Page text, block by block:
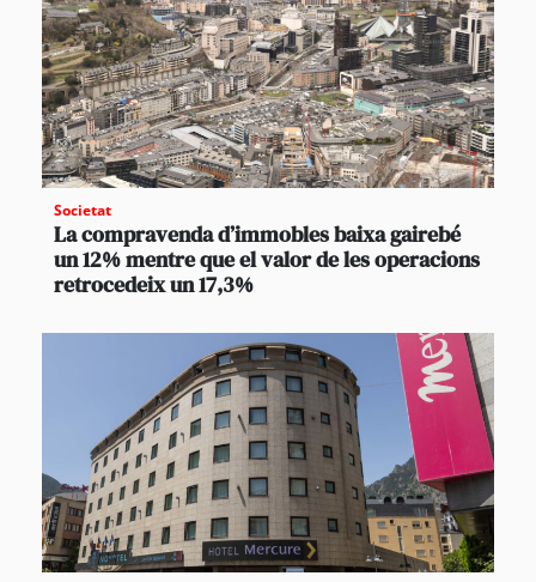
Societat
La compravenda d’immobles baixa gairebé
un 12% mentre que el valor de les operacions
retrocedeix un 17,3%